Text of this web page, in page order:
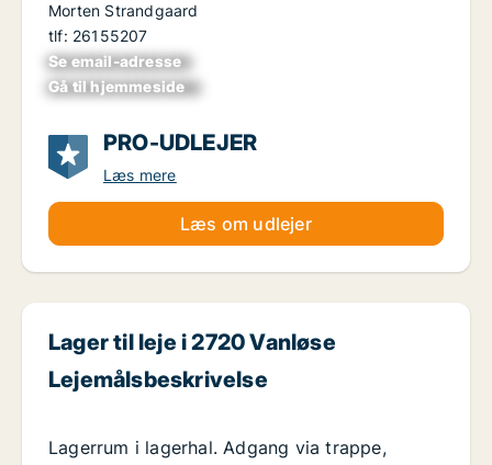
Morten Strandgaard
tlf: 26155207
Se email-adresse
xxxxxxxxxxxxxxxx
Gå til hjemmeside
xxxxxxxxxxxxxxxxx
PRO-UDLEJER
Læs mere
Læs om udlejer
Lager til leje i 2720 Vanløse
Lejemålsbeskrivelse
Lagerrum i lagerhal. Adgang via trappe,